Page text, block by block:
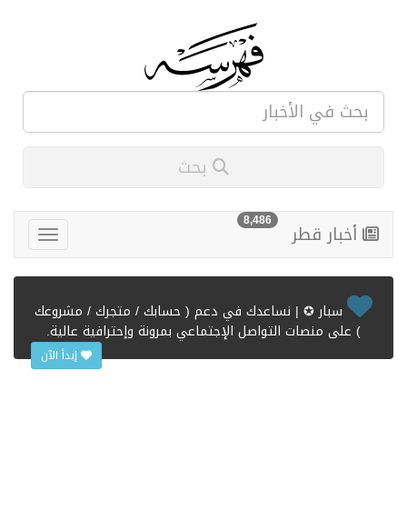
أخبار قطر 8,486
سبار ✪ | نساعدك في دعم ( حسابك / متجرك / مشروعك
) على منصات التواصل الإجتماعي بمرونة وإحترافية عالية.
إبدأ الآن